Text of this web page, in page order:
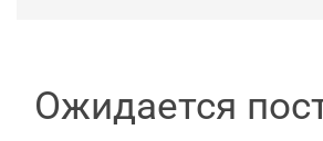
Ожидается